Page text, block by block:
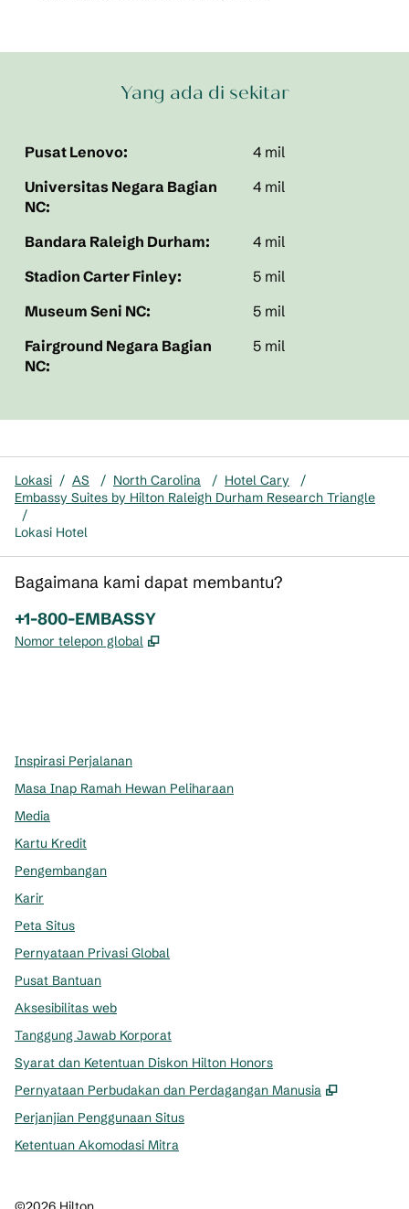
Yang ada di sekitar
Pusat Lenovo:
4 mil
Universitas Negara Bagian
NC:
4 mil
Bandara Raleigh Durham:
4 mil
Stadion Carter Finley:
5 mil
Museum Seni NC:
5 mil
Fairground Negara Bagian
NC:
5 mil
Lokasi / AS / North Carolina / Hotel Cary
/
Embassy Suites by Hilton Raleigh Durham Research Triangle
/
Lokasi Hotel
Bagaimana kami dapat membantu?
Telepon:
+1-800-EMBASSY
Nomor telepon global ,
Inspirasi Perjalanan
Masa Inap Ramah Hewan Peliharaan
Media
Kartu Kredit
Pengembangan
Karir
Peta Situs
Pernyataan Privasi Global
Pusat Bantuan
Aksesibilitas web
Tanggung Jawab Korporat
Syarat dan Ketentuan Diskon Hilton Honors
Pernyataan Perbudakan dan Perdagangan Manusia
,
Perjanjian Penggunaan Situs
Ketentuan Akomodasi Mitra